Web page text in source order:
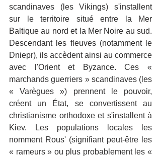
scandinaves (les Vikings) s'installent
sur le territoire situé entre la Mer
Baltique au nord et la Mer Noire au sud.
Descendant les fleuves (notamment le
Dniepr), ils accèdent ainsi au commerce
avec l'Orient et Byzance. Ces «
marchands guerriers » scandinaves (les
« Varègues ») prennent le pouvoir,
créent un État, se convertissent au
christianisme orthodoxe et s'installent à
Kiev. Les populations locales les
nomment Rous' (signifiant peut-être les
« rameurs » ou plus probablement les «